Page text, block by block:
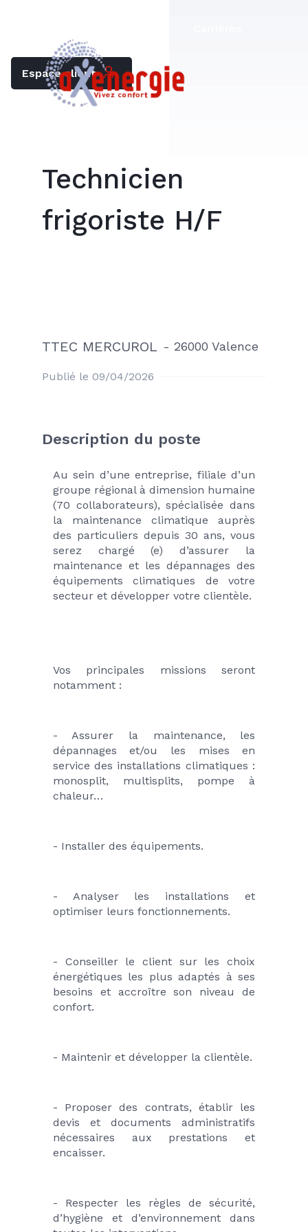
Espace client
Technicien
frigoriste H/F
TTEC MERCUROL - 26000 Valence
Publié le 09/04/2026
Description du poste
Au sein d’une entreprise, filiale d’un
groupe régional à dimension humaine
(70 collaborateurs), spécialisée dans
la maintenance climatique auprès
des particuliers depuis 30 ans, vous
serez chargé (e) d’assurer la
maintenance et les dépannages des
équipements climatiques de votre
secteur et développer votre clientèle.
Vos principales missions seront
notamment :
- Assurer la maintenance, les
dépannages et/ou les mises en
service des installations climatiques :
monosplit, multisplits, pompe à
chaleur…
- Installer des équipements.
- Analyser les installations et
optimiser leurs fonctionnements.
- Conseiller le client sur les choix
énergétiques les plus adaptés à ses
besoins et accroître son niveau de
confort.
- Maintenir et développer la clientèle.
- Proposer des contrats, établir les
devis et documents administratifs
nécessaires aux prestations et
encaisser.
- Respecter les règles de sécurité,
d’hygiène et d’environnement dans